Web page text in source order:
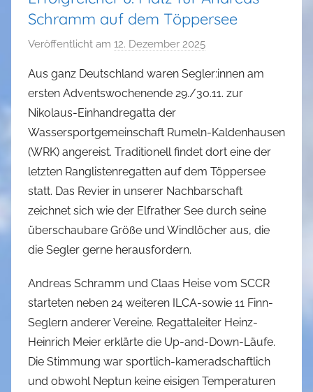
Schramm auf dem Töppersee
Veröffentlicht am 12. Dezember 2025
n
a
m
i
n
Aus ganz Deutschland waren Segler:innen am
ersten Adventswochenende 29./30.11. zur
Nikolaus-Einhandregatta der
Wassersportgemeinschaft Rumeln-Kaldenhausen
(WRK) angereist. Traditionell findet dort eine der
letzten Ranglistenregatten auf dem Töppersee
statt. Das Revier in unserer Nachbarschaft
zeichnet sich wie der Elfrather See durch seine
überschaubare Größe und Windlöcher aus, die
die Segler gerne herausfordern.
Andreas Schramm und Claas Heise vom SCCR
starteten neben 24 weiteren ILCA-sowie 11 Finn-
Seglern anderer Vereine. Regattaleiter Heinz-
Heinrich Meier erklärte die Up-and-Down-Läufe.
Die Stimmung war sportlich-kameradschaftlich
und obwohl Neptun keine eisigen Temperaturen